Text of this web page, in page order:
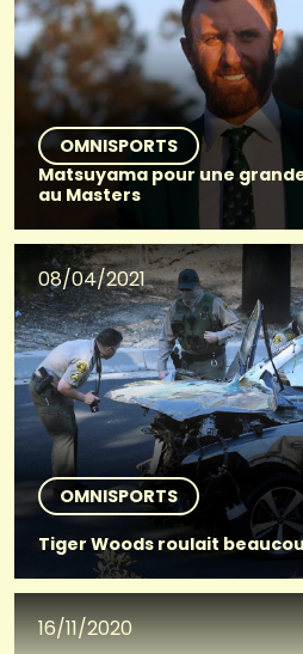
OMNISPORTS
Matsuyama pour une
au Masters
08/04/2021
OMNISPORTS
Tiger Woods roulait
16/11/2020